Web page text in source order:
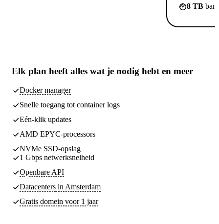
8 TB
Elk plan heeft alles wat je nodig hebt en meer
Docker manager
Snelle toegang tot container logs
Eén-klik updates
AMD EPYC-processors
NVMe SSD-opslag
1 Gbps netwerksnelheid
Openbare API
Datacenters in Amsterdam
Gratis domein voor 1 jaar